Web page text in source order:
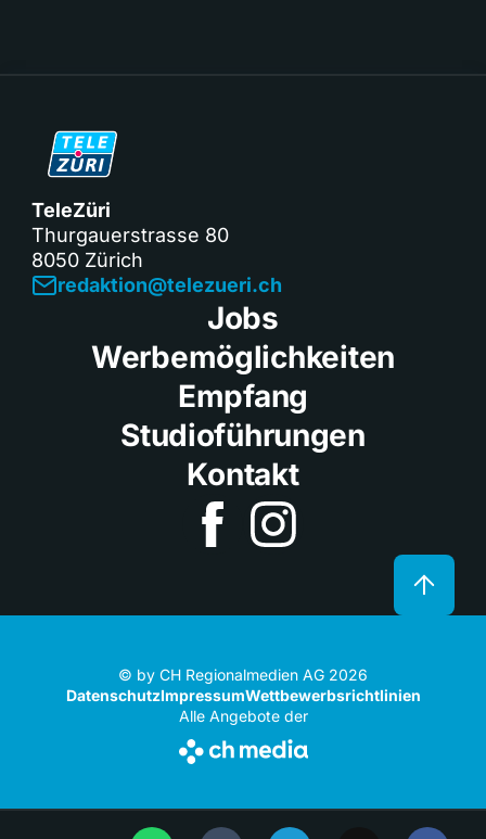
TeleZüri
Thurgauerstrasse 80
8050 Zürich
redaktion@telezueri.ch
Jobs
Werbemöglichkeiten
Empfang
Studioführungen
Kontakt
© by CH Regionalmedien AG 2026
DatenschutzImpressumWettbewerbsrichtlinien
Alle Angebote der